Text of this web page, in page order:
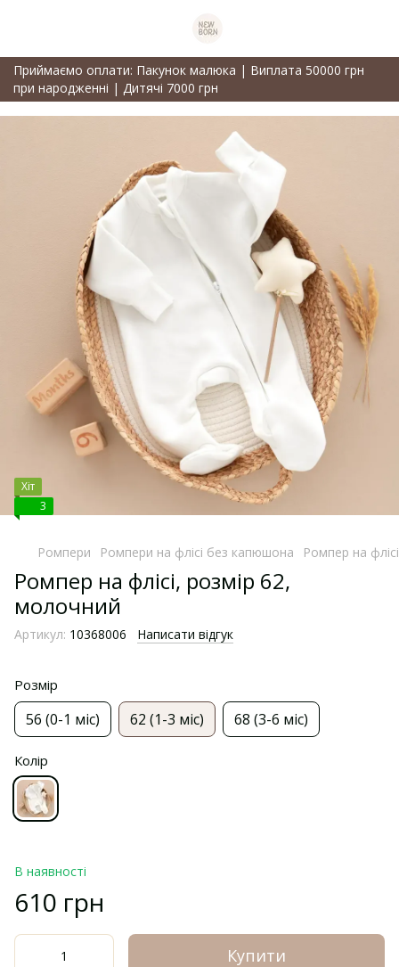
Приймаємо оплати: Пакунок малюка | Виплата 50000 грн
при народженні | Дитячі 7000 грн
Хіт
3
Ромпери Ромпери на флісі без капюшона Ромпер на
Ромпер на флісі, розмір 62,
молочний
Артикул: 10368006 Написати відгук
Розмір
56 (0-1 міс) 62 (1-3 міс) 68 (3-6 міс)
Колір
В наявності
610 грн
Купити